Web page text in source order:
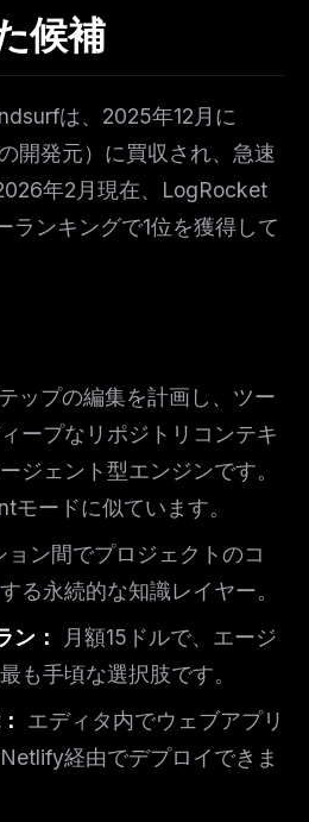
候補
は、2025年12月に
開発元）に買収され、急速
年2月現在、LogRocket
ランキングで1位を獲得して
ップの編集を計画し、ツー
ープなリポジトリコンテキ
ジェント型エンジンです。
ードに似ています。
ョン間でプロジェクトのコ
る永続的な知識レイヤー。
ン：
月額15ドルで、エージ
も手頃な選択肢です。
エディタ内でウェブアプリ
経由でデプロイできま